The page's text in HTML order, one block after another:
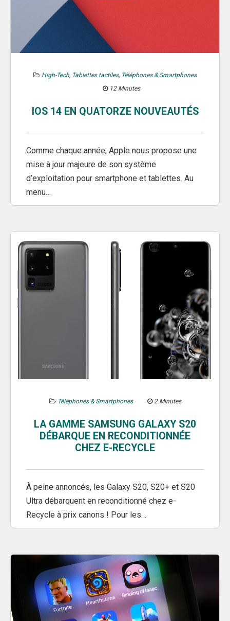
High-Tech, Tablettes tactiles, Téléphones & Smartphones
12 Minutes
IOS 14 EN QUATORZE NOUVEAUTÉS
Comme chaque année, Apple nous propose une
mise à jour majeure de son système
d’exploitation pour smartphone et tablettes. Au
menu…
Téléphones & Smartphones 2 Minutes
LA GAMME SAMSUNG GALAXY S20
DÉBARQUE EN RECONDITIONNÉE
CHEZ E-RECYCLE
À peine annoncés, les Galaxy S20, S20+ et S20
Ultra débarquent en reconditionné chez e-
Recycle à prix canons ! Pour les…